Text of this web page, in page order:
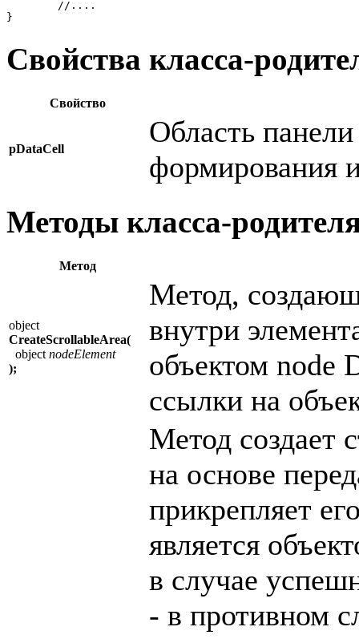
}
Свойства класса-
Свойство
pDataCell
Область
формирования
Методы класса-
Метод
object
CreateScrollableArea(
objectnodeElement
);
Метод,
внутри
объектом node
ссылки на
Метод создает
на основе
прикрепляет
является
в случае
- в противном